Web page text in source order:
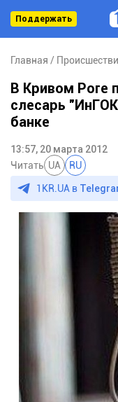
Поддержать
Главная
В Кривом Роге
слесарь
банке
13:57, 20 марта 2012
Читать UA RU
1KR.UA в